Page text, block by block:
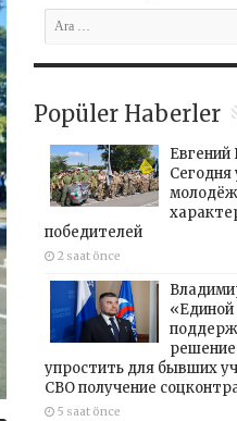
Popüler Haberler
Сегодня
победителей
2 saat önce
«Единой
упростить для бывших
СВО получение
5 saat önce